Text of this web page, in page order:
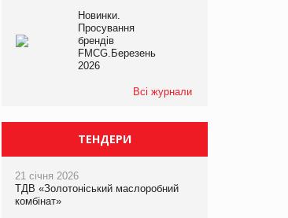
Новинки.
Просування
брендів
FMCG.Березень
2026
Всі журнали
ТЕНДЕРИ
21 січня 2026
ТДВ «Золотоніський маслоробний
комбінат»